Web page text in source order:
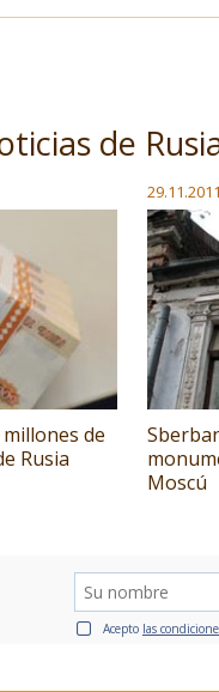
de
millones de
Rusia
29.11.2011
Moscú
Acepto las